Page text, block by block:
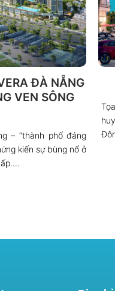
ĐÀ NẴNG
VEN SÔNG
– “thành phố đáng
kiến sự bùng nổ ở